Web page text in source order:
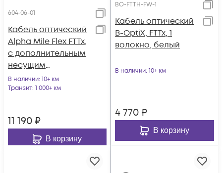
604-06-01
Кабель оптический
Alpha Mile Flex FTTx,
с дополнительным
несущим
элементом (FRP 1.8
мм), 01 волокно
В наличии: 10+ км
Транзит: 1 000+ км
11 190 ₽
В корзину
BO-FTTH-FW-1
Кабель оптический
B-OptiX, FTTx, 1
волокно, белый
В наличии: 10+ км
4 770 ₽
В корзину